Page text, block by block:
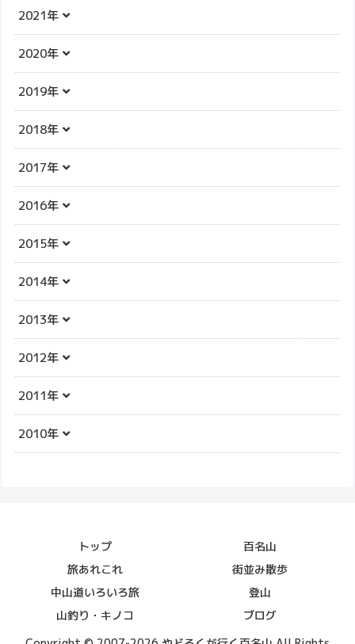
2021年
2020年
2019年
2018年
2017年
2016年
2015年
2014年
2013年
2012年
2011年
2010年
トップ
百名山
旅あれこれ
街並み散歩
中山道いろいろ旅
登山
山釣り・キノコ
ブログ